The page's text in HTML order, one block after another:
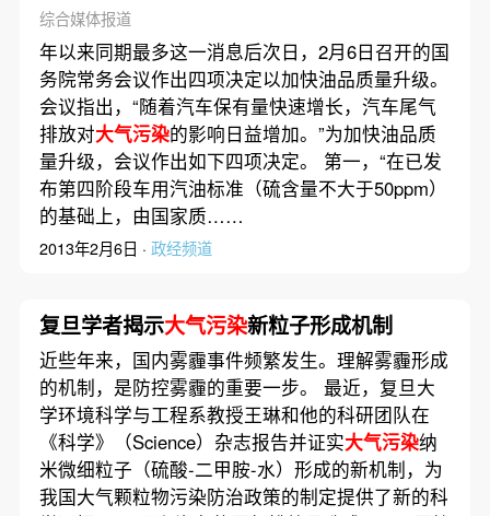
综合媒体报道
年以来同期最多这一消息后次日，2月6日召开的国
务院常务会议作出四项决定以加快油品质量升级。
会议指出，“随着汽车保有量快速增长，汽车尾气
排放对大气污染的影响日益增加。”为加快油品质
量升级，会议作出如下四项决定。 第一，“在已发
布第四阶段车用汽油标准（硫含量不大于50ppm）
的基础上，由国家质……
2013年2月6日 · 政经频道
复旦学者揭示大气污染新粒子形成机制
近些年来，国内雾霾事件频繁发生。理解雾霾形成
的机制，是防控雾霾的重要一步。 最近，复旦大
学环境科学与工程系教授王琳和他的科研团队在
《科学》（Science）杂志报告并证实大气污染纳
米微细粒子（硫酸-二甲胺-水）形成的新机制，为
我国大气颗粒物污染防治政策的制定提供了新的科